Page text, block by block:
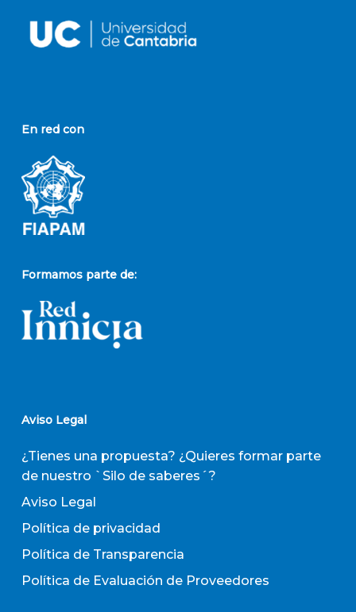
En red con
Formamos parte de:
Aviso Legal
¿Tienes una propuesta? ¿Quieres formar parte
de nuestro `Silo de saberes´?
Aviso Legal
Política de privacidad
Política de Transparencia
Política de Evaluación de Proveedores